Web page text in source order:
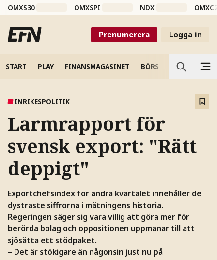
OMXS30 OMXSPI NDX
Prenumerera Logga in
START PLAY FINANSMAGASINET BÖRS VETENSKAP
INRIKESPOLITIK
Larmrapport för
svensk export: "Rätt
deppigt"
Exportchefsindex för andra kvartalet innehåller de
dystraste siffrorna i mätningens historia.
Regeringen säger sig vara villig att göra mer för
berörda bolag och oppositionen uppmanar till att
sjösätta ett stödpaket.
– Det är stökigare än någonsin just nu på